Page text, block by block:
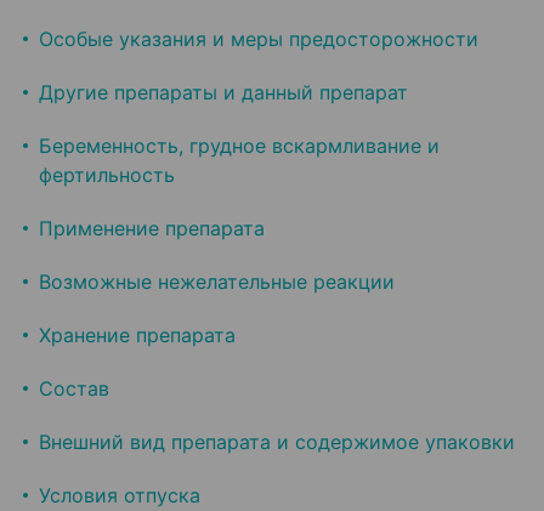
Особые указания и меры предосторожности
Другие препараты и данный препарат
Беременность, грудное вскармливание и
фертильность
Применение препарата
Возможные нежелательные реакции
Хранение препарата
Состав
Внешний вид препарата и содержимое упаковки
Условия отпуска